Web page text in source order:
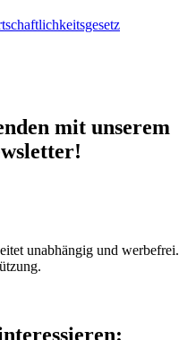
mit unserem
!
unabhängig und werbefrei.